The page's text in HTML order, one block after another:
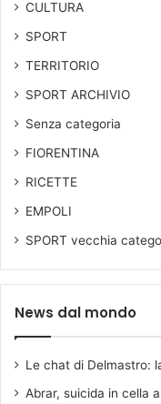
CULTURA
SPORT
TERRITORIO
SPORT ARCHIVIO
Senza categoria
FIORENTINA
RICETTE
EMPOLI
SPORT vecchia
News dal mondo
Le chat di Delmastro:
Abrar, suicida in cella